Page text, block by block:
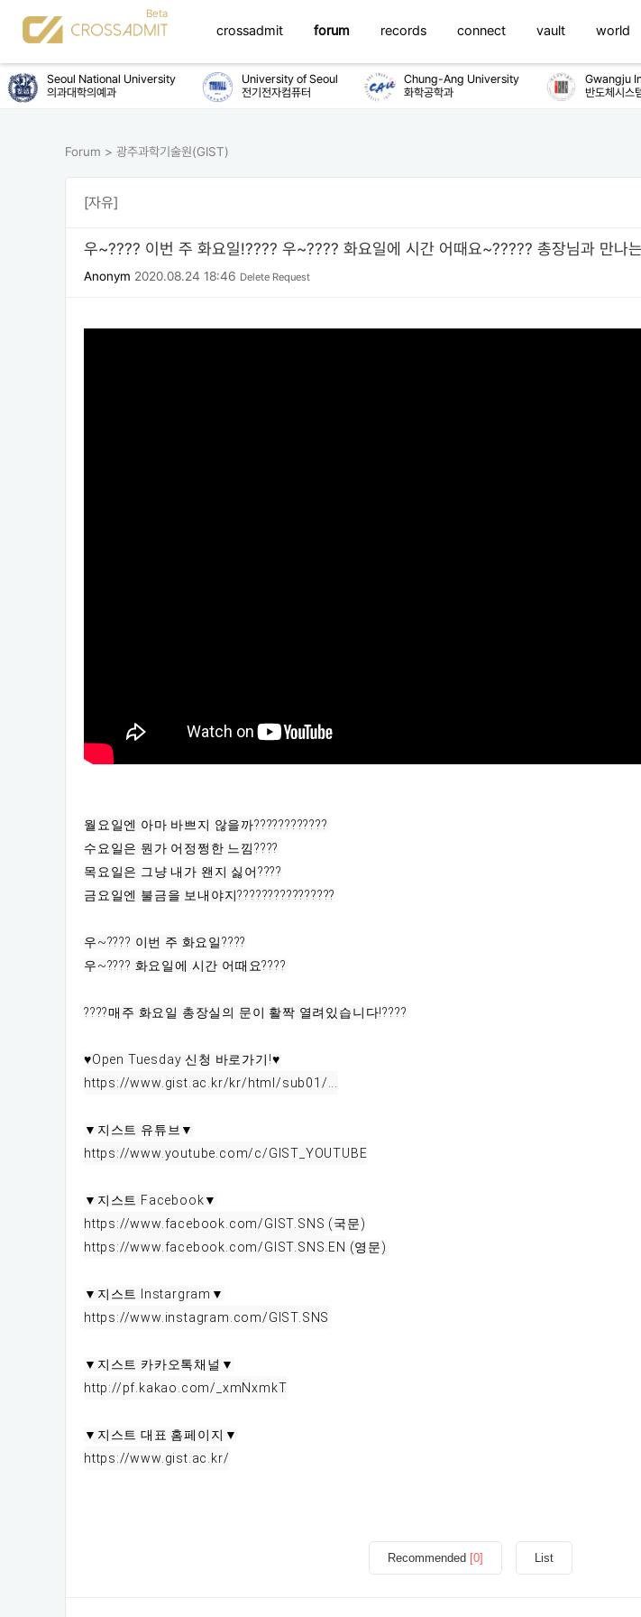
crossadmit forum records connect vault world
Seoul National University
의과대학의예과
University of Seoul
전기전자컴퓨터
Chung-Ang University
화학공학과
Gwangju
반도체시스템
Forum > 광주과학기술원(GIST)
[자유]
우~???? 이번 주 화요일!???? 우~???? 화요일에 시간 어때요~????? 총장님과 만
Anonym 2020.08.24 18:46 Delete Request
월요일엔 아마 바쁘지 않을까????????‍????
수요일은 뭔가 어정쩡한 느낌????
목요일은 그냥 내가 왠지 싫어????
금요일엔 불금을 보내야지????????????????
우~???? 이번 주 화요일????
우~???? 화요일에 시간 어때요????
????매주 화요일 총장실의 문이 활짝 열려있습니다!????
https://www.gist.ac.kr/kr/html/sub01/...
https://www.youtube.com/c/GIST_YOUTUBE
https://www.facebook.com/GIST.SNS
https://www.facebook.com/GIST.SNS.EN (영문)
https://www.instagram.com/GIST.SNS
http://pf.kakao.com/_xmNxmkT
https://www.gist.ac.kr/
Recommended [0] List